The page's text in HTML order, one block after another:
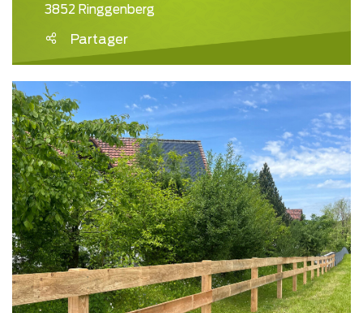
3852 Ringgenberg
Partager